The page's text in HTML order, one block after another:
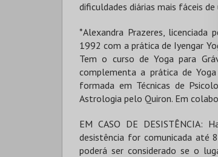
dificuldades diárias mais fáceis de
*Alexandra Prazeres, licenciada
1992 com a prática de Iyengar
Tem o curso de Yoga para
complementa a prática de
formada em Técnicas de
Astrologia pelo Quiron. Em
EM CASO DE
desistência for comunicada até
poderá ser considerado se o